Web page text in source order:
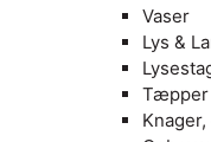
Vaser
Lys &
Tæpper